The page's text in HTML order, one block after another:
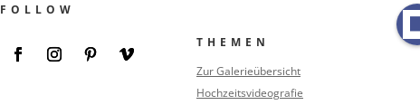
FOLLOW
THEMEN
Zur Galerieübersicht
Hochzeitsvideografie